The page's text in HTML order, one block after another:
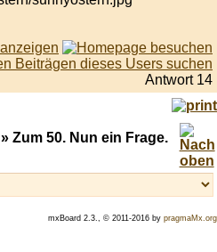
Antwort 14
» Zum 50. Nun ein Frage.
mxBoard 2.3., © 2011-2016 by pragmaMx.org